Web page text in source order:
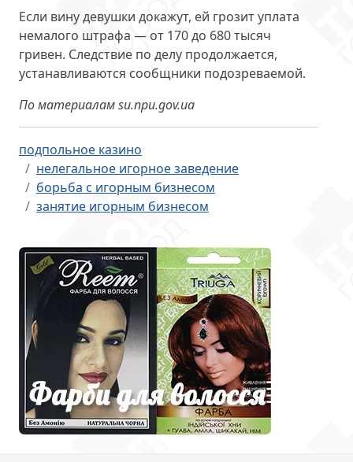
Если вину девушки докажут, ей грозит уплата
немалого штрафа — от 170 до 680 тысяч
гривен. Следствие по делу продолжается,
устанавливаются сообщники подозреваемой.
По материалам su.npu.gov.ua
подпольное казино
нелегальное игорное заведение
борьба с игорным бизнесом
занятие игорным бизнесом